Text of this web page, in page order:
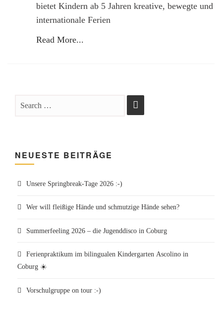
bietet Kindern ab 5 Jahren kreative, bewegte und
internationale Ferien
Read More...
NEUESTE BEITRÄGE
Unsere Springbreak-Tage 2026 :-)
Wer will fleißige Hände und schmutzige Hände sehen?
Summerfeeling 2026 – die Jugenddisco in Coburg
Ferienpraktikum im bilingualen Kindergarten Ascolino in
Coburg ☀️
Vorschulgruppe on tour :-)